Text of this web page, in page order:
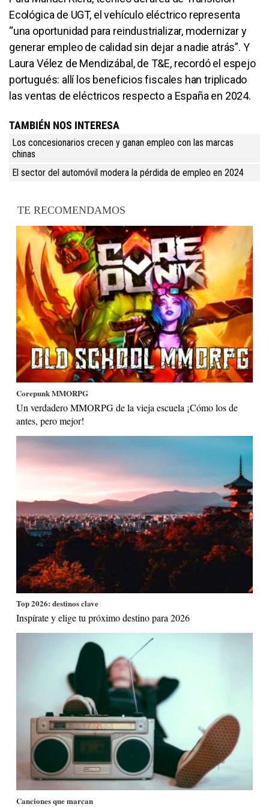
Ecológica de UGT, el vehículo eléctrico representa
“una oportunidad para reindustrializar, modernizar y
generar empleo de calidad sin dejar a nadie atrás”. Y
Laura Vélez de Mendizábal, de T&E, recordó el espejo
portugués: allí los beneficios fiscales han triplicado
las ventas de eléctricos respecto a España en 2024.
TAMBIÉN NOS INTERESA
Los concesionarios crecen y ganan empleo con las marcas
chinas
El sector del automóvil modera la pérdida de empleo en 2024
TE RECOMENDAMOS
Corepunk MMORPG
Un verdadero MMORPG de la vieja escuela ¡Cómo los de
antes, pero mejor!
Top 2026: destinos clave
Inspírate y elige tu próximo destino para 2026
Canciones que marcan